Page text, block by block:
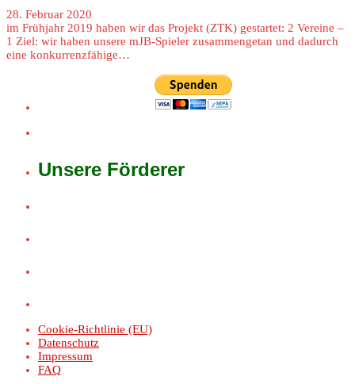
28. Februar 2020
im Frühjahr 2019 haben wir das Projekt (ZTK) gestartet: 2 Vereine –
1 Ziel: wir haben unsere mJB-Spieler zusammengetan und dadurch
eine konkurrenzfähige…
Unsere Förderer
Cookie-Richtlinie (EU)
Datenschutz
Impressum
FAQ